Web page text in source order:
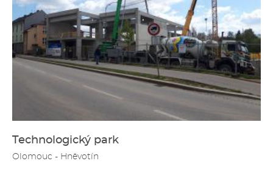
Technologický park
Olomouc - Hněvotín